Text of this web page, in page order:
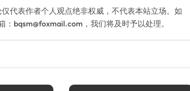
代表作者个人观点绝非权威，不代表本站立场。如
bqsm@foxmail.com，我们将及时予以处理。